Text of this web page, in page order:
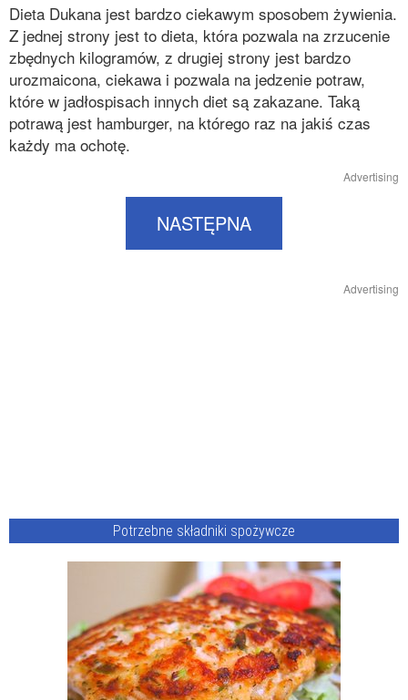
Dieta Dukana jest bardzo ciekawym sposobem żywienia.
Z jednej strony jest to dieta, która pozwala na zrzucenie
zbędnych kilogramów, z drugiej strony jest bardzo
urozmaicona, ciekawa i pozwala na jedzenie potraw,
które w jadłospisach innych diet są zakazane. Taką
potrawą jest hamburger, na którego raz na jakiś czas
każdy ma ochotę.
Advertising
NASTĘPNA
Advertising
Potrzebne składniki spożywcze